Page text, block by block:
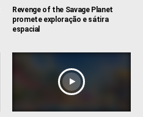
Revenge of the Savage Planet
promete exploração e sátira
espacial